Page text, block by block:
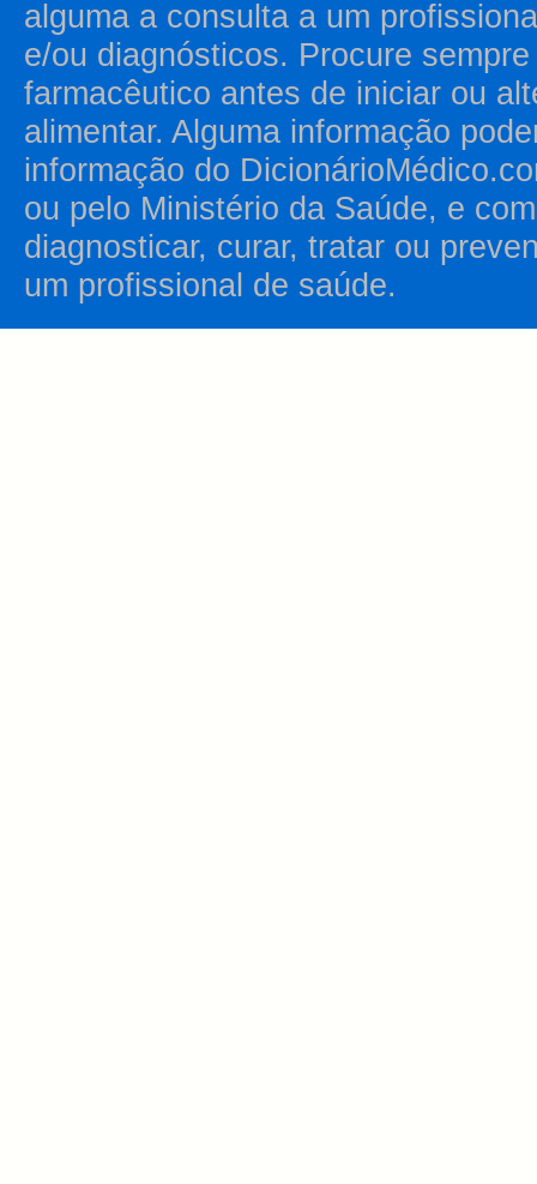
alguma a consulta a um
e/ou diagnósticos. Procure
farmacêutico antes de iniciar ou
alimentar. Alguma informação
informação do
ou pelo Ministério da Saúde, e
diagnosticar, curar, tratar ou
um profissional de saúde.